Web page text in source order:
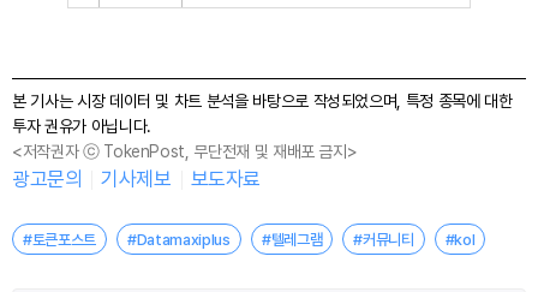
본 기사는 시장 데이터 및 차트 분석을 바탕으로 작성되었으며, 특정 종목에 대한
투자 권유가 아닙니다.
<저작권자 ⓒ TokenPost, 무단전재 및 재배포 금지>
광고문의 기사제보 보도자료
#토큰포스트 #Datamaxiplus #텔레그램 #커뮤니티 #kol